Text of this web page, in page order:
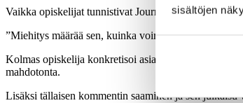
sisältöjen
Vaikka opiskelijat tunnistivat Journalistin ohjeista
”Miehitys määrää sen, kuinka voimme uutisoida”,
Kolmas opiskelija konkretisoi asiaa arkielämän
mahdotonta.
Lisäksi tällaisen kommentin saaminen ja sen